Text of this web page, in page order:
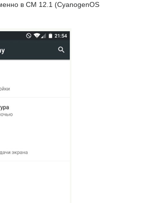
в CM 12.1 (СyanogenOS